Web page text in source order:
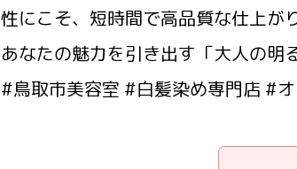
性にこそ、短時間で高品質な仕上が
あなたの魅力を引き出す「大人の明
#鳥取市美容室 #白髪染め専門店 #